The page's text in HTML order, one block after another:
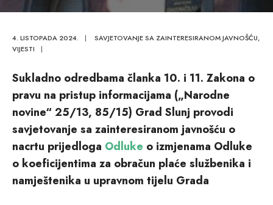
4. LISTOPADA 2024. | SAVJETOVANJE SA ZAINTERESIRANOM JAVNOŠĆU,
VIJESTI
|
Sukladno odredbama članka 10. i 11. Zakona o
pravu na pristup informacijama („Narodne
novine“ 25/13, 85/15) Grad Slunj provodi
savjetovanje sa zainteresiranom javnošću o
nacrtu prijedloga Odluke o izmjenama Odluke
o koeficijentima za obračun plaće službenika i
namještenika u upravnom tijelu Grada